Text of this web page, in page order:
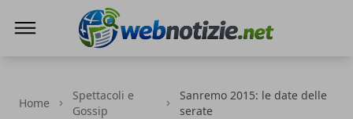
Home
Spettacoli e
Gossip
Sanremo 2015: le date delle
serate